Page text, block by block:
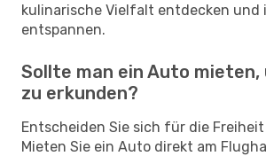
kulinarische Vielfalt entdecken und
entspannen.
Sollte man ein Auto mieten,
zu erkunden?
Entscheiden Sie sich für die
Mieten Sie ein Auto direkt am